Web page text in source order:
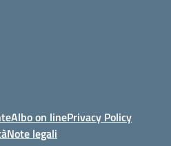
Albo on linePrivacy Policy
Note legali